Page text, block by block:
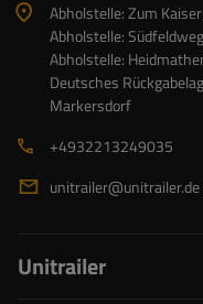
Abholstelle: Zum
Abholstelle:
Abholstelle:
Deutsches
Markersdorf
+4932213249035
unitrailer@unitrailer.de
Unitrailer